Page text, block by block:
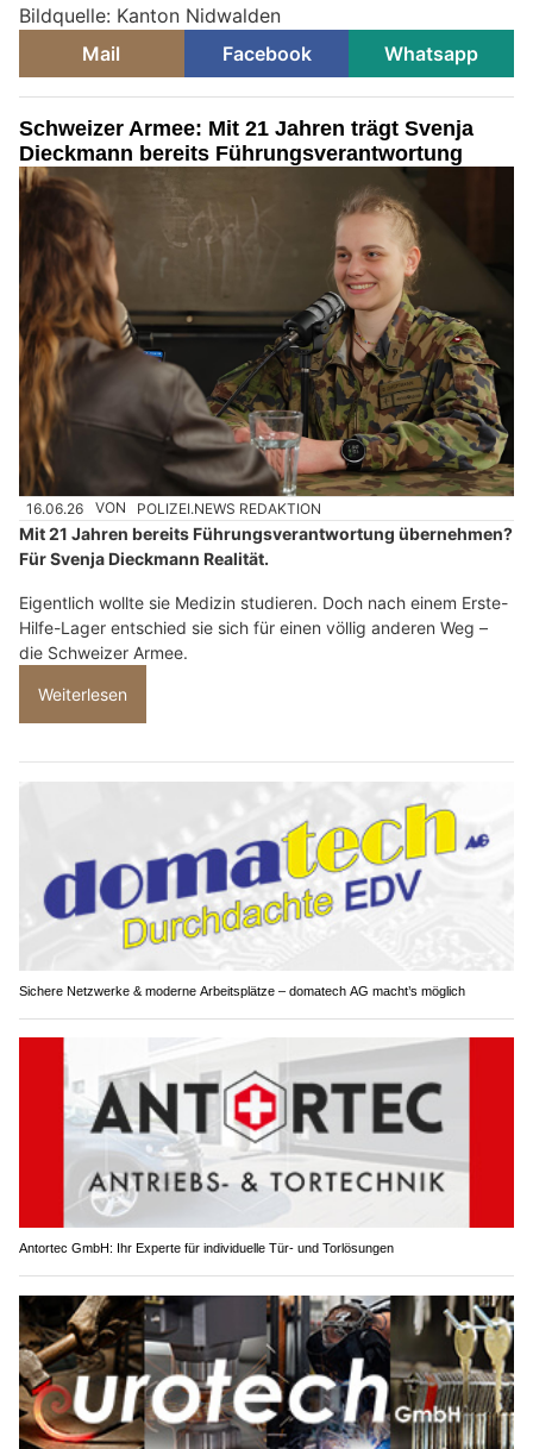
Bildquelle: Kanton Nidwalden
Mail
Facebook Whatsapp
Schweizer Armee: Mit 21 Jahren trägt Svenja
Dieckmann bereits Führungsverantwortung
16.06.26 VON POLIZEI.NEWS REDAKTION
Mit 21 Jahren bereits Führungsverantwortung übernehmen?
Für Svenja Dieckmann Realität.
Eigentlich wollte sie Medizin studieren. Doch nach einem Erste-
Hilfe-Lager entschied sie sich für einen völlig anderen Weg –
die Schweizer Armee.
Weiterlesen
Sichere Netzwerke & moderne Arbeitsplätze – domatech AG macht’s möglich
Antortec GmbH: Ihr Experte für individuelle Tür- und Torlösungen